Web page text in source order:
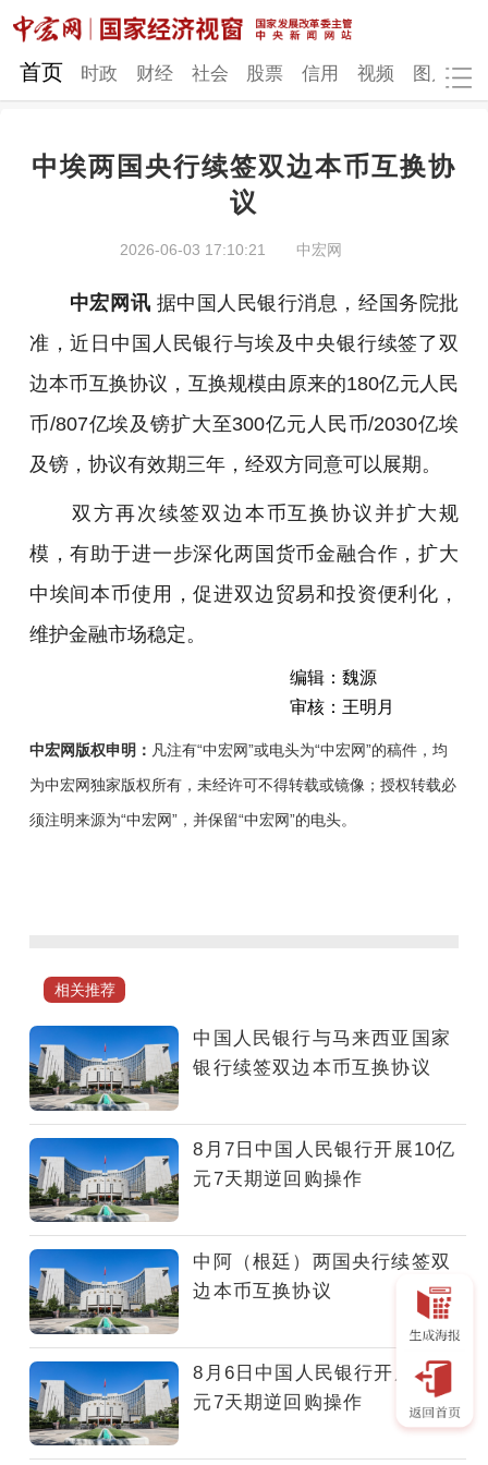
网站地图
图片
地方发展
首页 时政 财经 社会 股票 信用 视频 图片
中埃两国央行续签双边本币互换协
议
2026-06-03 17:10:21 中宏网
中宏网讯 据中国人民银行消息，经国务院批
准，近日中国人民银行与埃及中央银行续签了双
边本币互换协议，互换规模由原来的180亿元人民
币/807亿埃及镑扩大至300亿元人民币/2030亿埃
及镑，协议有效期三年，经双方同意可以展期。
双方再次续签双边本币互换协议并扩大规
模，有助于进一步深化两国货币金融合作，扩大
中埃间本币使用，促进双边贸易和投资便利化，
维护金融市场稳定。
编辑：魏源
审核：王明月
中宏网版权申明： 凡注有“中宏网”或电头为“中宏网”的稿件，均
为中宏网独家版权所有，未经许可不得转载或镜像；授权转载必
须注明来源为“中宏网”，并保留“中宏网”的电头。
批
准，
近
日
中
国
人
民
银
行
与
埃
及
中
央
银
行
续
相关推荐
中国人民银行与马来西亚国家
银行续签双边本币互换协议
8月7日中国人民银行开展10亿
元7天期逆回购操作
中阿（根廷）两国央行续签双
边本币互换协议
8月6日中国人民银行开展10亿
元7天期逆回购操作